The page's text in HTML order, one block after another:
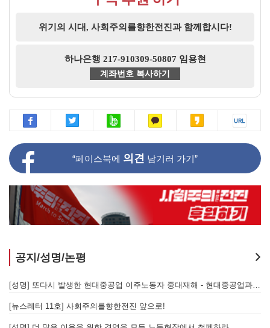
위기의 시대, 사회주의를향한전진과 함께합시다!
하나은행 217-910309-50807 임용현
계좌번호 복사하기
“페이스북에 의견 남기러 가기”
공지/성명/논평
[성명] 기업 범죄 방패막이 사법부, 변하지 않는 체제의 실체 - 아리셀 참사 주범 박순관 4년 선고에 부쳐